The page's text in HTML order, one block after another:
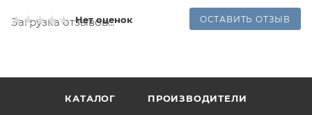
Нет оценок ОСТАВИТЬ ОТЗЫВ
Загрузка отзывов...
КАТАЛОГ ПРОИЗВОДИТЕЛИ